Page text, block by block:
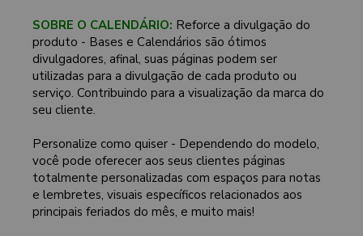
SOBRE O CALENDÁRIO: Reforce a divulgação do
produto - Bases e Calendários são ótimos
divulgadores, afinal, suas páginas podem ser
utilizadas para a divulgação de cada produto ou
serviço. Contribuindo para a visualização da marca do
seu cliente.
Personalize como quiser - Dependendo do modelo,
você pode oferecer aos seus clientes páginas
totalmente personalizadas com espaços para notas
e lembretes, visuais específicos relacionados aos
principais feriados do mês, e muito mais!